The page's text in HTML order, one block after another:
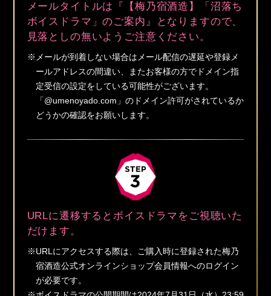
メールタイトルは『【梅乃宿酒造】「沼落ち
ボイスドラマ」のご案内』となりますので、
見落としの無いようご注意ください。
※メールが到着しない場合はメール配信の遅延や登録メ
ールアドレスの間違い、またお客様の方でドメイン指
定受信の設定をしている可能性がございます。
「@umenoyado.com」のドメイン許可がされているか
どうかの確認をお願いします。
URLに遷移するとボイスドラマをご視聴いた
だけます。
※URLにアクセスする際は、ご購入時に登録された梅乃
宿酒造公式オンラインショップ会員情報へのログイン
が必要です。